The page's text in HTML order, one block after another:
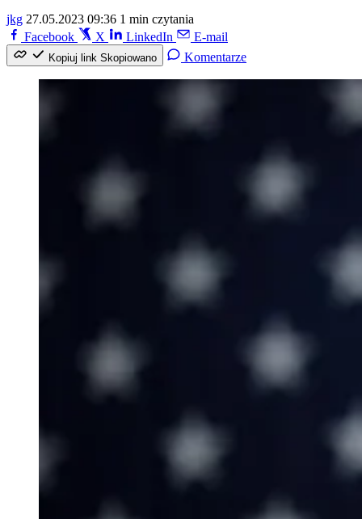
jkg 27.05.2023 09:36 1 min czytania
Facebook
X LinkedIn E-mail
Kopiuj link Skopiowano Komentarze